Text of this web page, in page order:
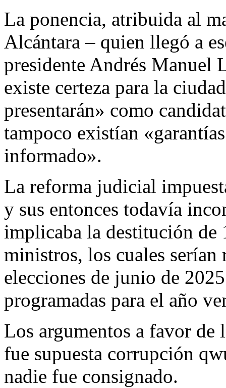
La ponencia, atribuida al
Alcántara – quien llegó a
presidente Andrés Manuel
existe certeza para la
presentarán» como
tampoco existían
informado».
La reforma judicial
y sus entonces todavía
implicaba la destitución de
ministros, los cuales serían
elecciones de junio de
programadas para el año
Los argumentos a favor de
fue supuesta corrupción
nadie fue consignado.